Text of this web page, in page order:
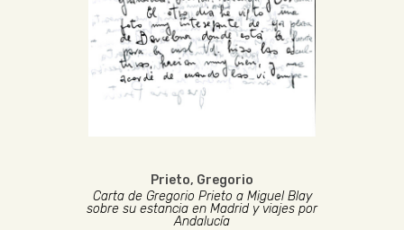
Prieto, Gregorio
Carta de Gregorio Prieto a Miguel Blay
sobre su estancia en Madrid y viajes por
Andalucía